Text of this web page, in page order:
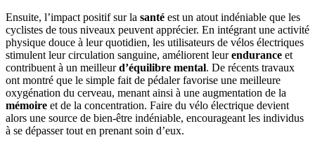
Ensuite, l’impact positif sur la santé est un atout indéniable que les
cyclistes de tous niveaux peuvent apprécier. En intégrant une activité
physique douce à leur quotidien, les utilisateurs de vélos électriques
stimulent leur circulation sanguine, améliorent leurendurance et
contribuent à un meilleurd’équilibre mental. De récents travaux
ont montré que le simple fait de pédaler favorise une meilleure
oxygénation du cerveau, menant ainsi à une augmentation de la
mémoire et de la concentration. Faire du vélo électrique devient
alors une source de bien-être indéniable, encourageant les individus
à se dépasser tout en prenant soin d’eux.